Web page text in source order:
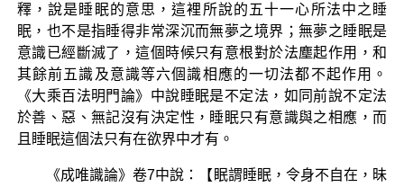
釋，說是睡眠的意思，這裡所說的五十一心所法中之睡
眠，也不是指睡得非常深沉而無夢之境界；無夢之睡眠是
意識已經斷滅了，這個時候只有意根對於法塵起作用，和
其餘前五識及意識等六個識相應的一切法都不起作用。
《大乘百法明門論》中說睡眠是不定法，如同前說不定法
於善、惡、無記沒有決定性，睡眠只有意識與之相應，而
且睡眠這個法只有在欲界中才有。
《成唯識論》卷7中說：【眠謂睡眠，令身不自在，昧